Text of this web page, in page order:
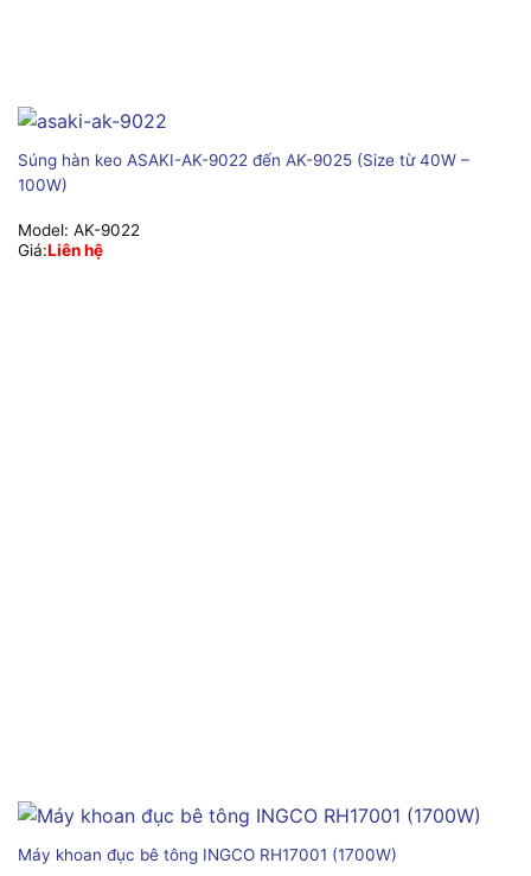
Súng hàn keo ASAKI-AK-9022 đến AK-9025 (Size từ 40W –
100W)
Model: AK-9022
Giá:Liên hệ
Máy khoan đục bê tông INGCO RH17001 (1700W)